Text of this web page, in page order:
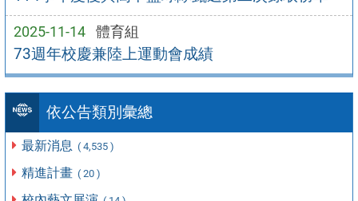
2025-11-14 體育組
73週年校慶兼陸上運動會成績
依公告類別彙總
最新消息 ( 4,535 )
精進計畫 ( 20 )